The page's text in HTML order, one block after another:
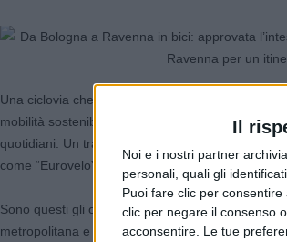
Il
Noi e i nostri partner
personali, quali gli
Puoi fare clic per
clic per negare il consenso
acconsentire. Le tue
Una ciclovia che colleghi la “Bicipolitana” di
mobilità sostenibile e del cicloturismo e un utile
quotidiani. Un tracciato che possa integrarsi con
come “Eurovelo” e “Bicitalia”.
Sono questi gli obiettivi del Protocollo d’intesa
metropolitana e la Provincia di Ravenna per la